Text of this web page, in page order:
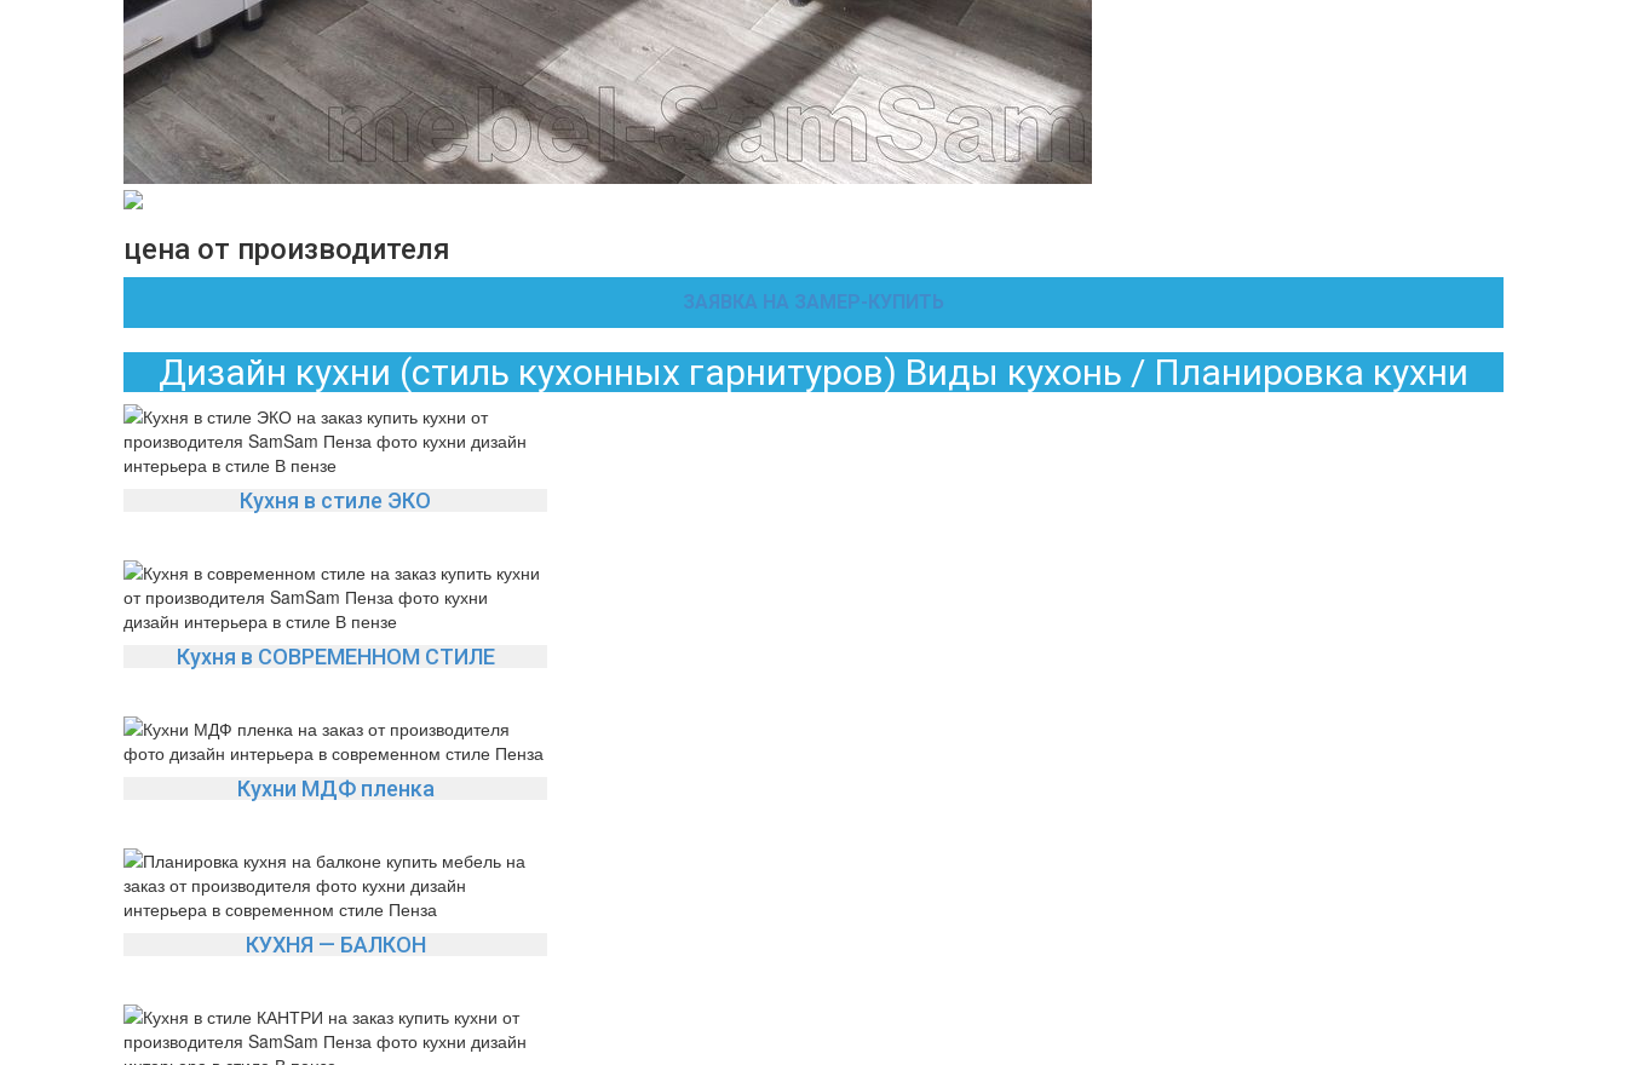
цена от производителя
ЗАЯВКА НА ЗАМЕР-КУПИТЬ
Дизайн кухни (стиль кухонных гарнитуров) Виды кухонь / Планировка кухни
Кухня в стиле ЭКО
Кухня в СОВРЕМЕННОМ СТИЛЕ
Кухни МДФ пленка
КУХНЯ — БАЛКОН